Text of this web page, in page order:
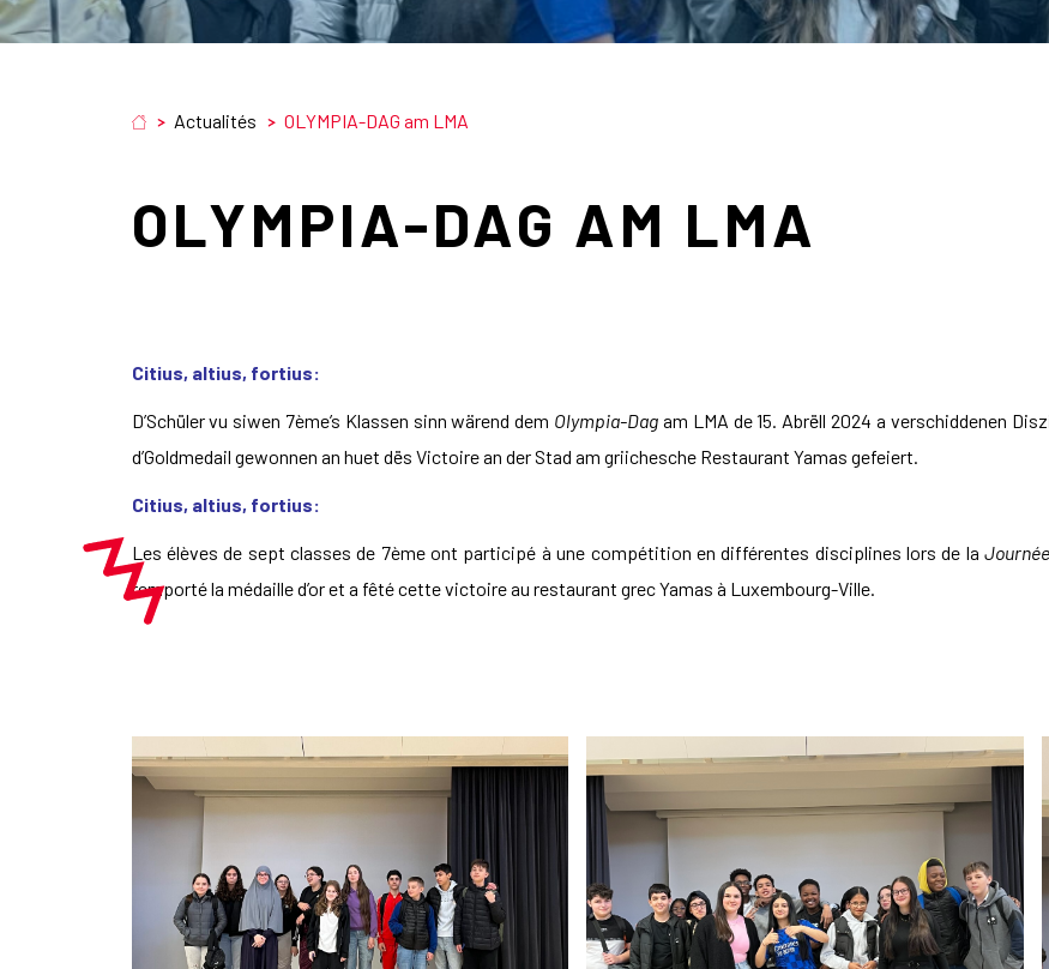
Actualités OLYMPIA-DAG am LMA
OLYMPIA-DAG AM LMA
Citius, altius, fortius:
D’Schüler vu siwen 7ème’s Klassen sinn wärend dem Olympia-Dag am LMA de 15. Abrëll 2024 a verschiddenen
d’Goldmedail gewonnen an huet dës Victoire an der Stad am griichesche Restaurant Yamas gefeiert.
Citius, altius, fortius:
Les élèves de sept classes de 7ème ont participé à une compétition en différentes disciplines lors de la
remporté la médaille d’or et a fêté cette victoire au restaurant grec Yamas à Luxembourg-Ville.